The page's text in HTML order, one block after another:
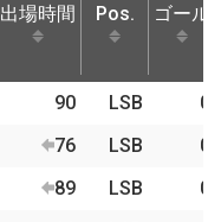
出場時間 Pos. ゴー
出場時間 Pos. ゴー
90 LSB
76 LSB
89 LSB